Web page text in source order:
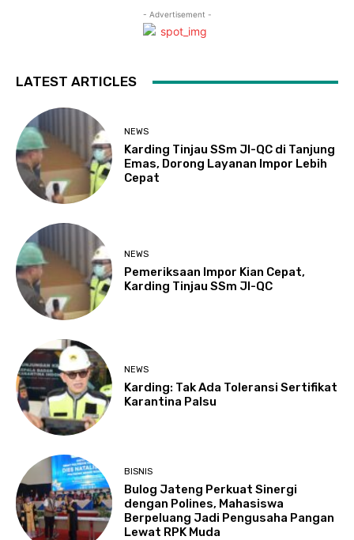
- Advertisement -
LATEST ARTICLES
NEWS
Karding Tinjau SSm JI-QC di Tanjung
Emas, Dorong Layanan Impor Lebih
Cepat
NEWS
Pemeriksaan Impor Kian Cepat,
Karding Tinjau SSm JI-QC
NEWS
Karding: Tak Ada Toleransi Sertifikat
Karantina Palsu
BISNIS
Bulog Jateng Perkuat Sinergi
dengan Polines, Mahasiswa
Berpeluang Jadi Pengusaha Pangan
Lewat RPK Muda